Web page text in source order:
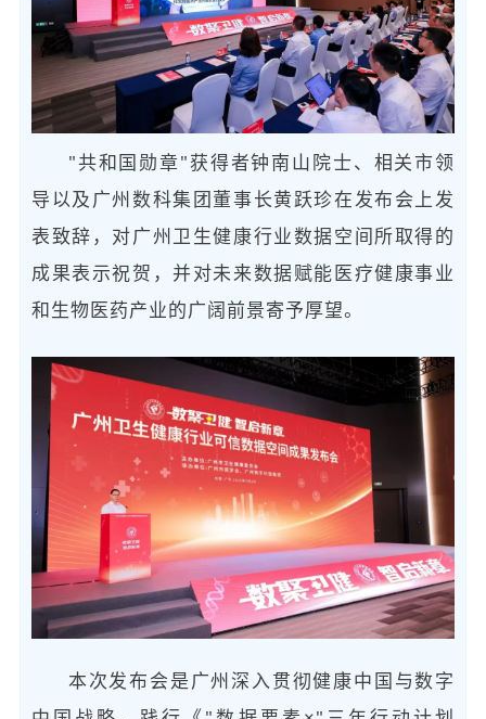
"共和国勋章"获得者钟南山院士、相关市领
导以及广州数科集团董事长黄跃珍在发布会上发
表致辞，对广州卫生健康行业数据空间所取得的
成果表示祝贺，并对未来数据赋能医疗健康事业
和生物医药产业的广阔前景寄予厚望。
本次发布会是广州深入贯彻健康中国与数字